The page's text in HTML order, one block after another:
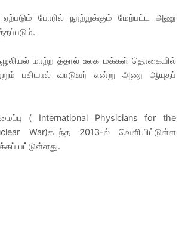
ஏற்படும் போரில் நூற்றுக்கும் மேற்பட்ட அணு
மாற்ற த்தால் உலக மக்கள் தொகையில்
பசியால் வாடுவர் என்று அணு ஆயுதப்
( International Physicians for the
War)கடந்த 2013-ல் வெளியிட்டுள்ள
பட்டுள்ளது.